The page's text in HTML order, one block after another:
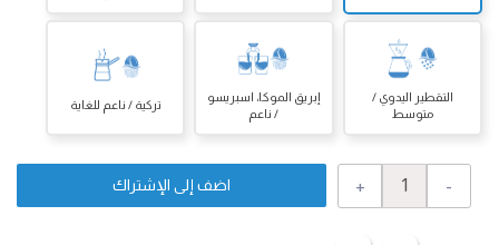
التقطير اليدوي /
متوسط
إبريق الموكا، اسبريسو
/ ناعم
تركية / ناعم للغاية
-
+ اضف إلى الإشتراك